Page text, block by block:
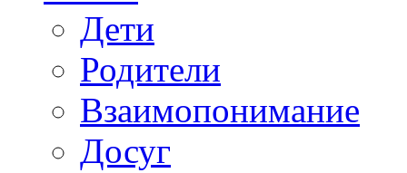
Дети
Родители
Взаимопонимание
Досуг